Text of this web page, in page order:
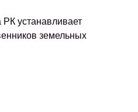
устанавливает
земельных